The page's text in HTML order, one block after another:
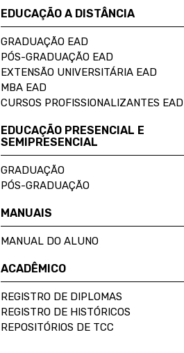
EDUCAÇÃO A DISTÂNCIA
GRADUAÇÃO EAD
PÓS-GRADUAÇÃO EAD
EXTENSÃO UNIVERSITÁRIA EAD
MBA EAD
CURSOS PROFISSIONALIZANTES EAD
EDUCAÇÃO PRESENCIAL E
SEMIPRESENCIAL
GRADUAÇÃO
PÓS-GRADUAÇÃO
MANUAIS
MANUAL DO ALUNO
ACADÊMICO
REGISTRO DE DIPLOMAS
REGISTRO DE HISTÓRICOS
REPOSITÓRIOS DE TCC